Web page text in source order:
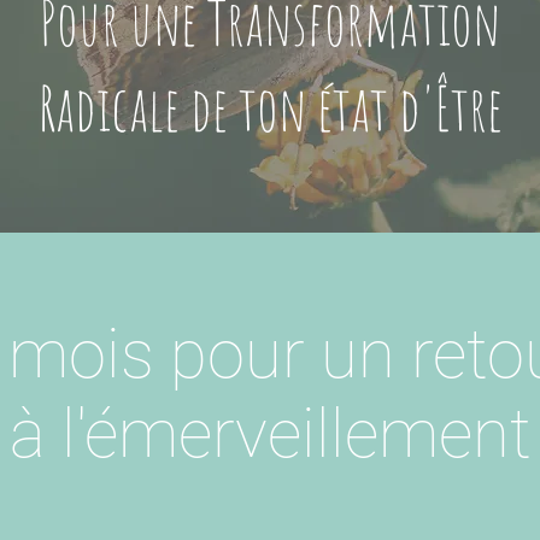
Pour une Transformation
Radicale de ton état d'Être
pour un
à l'émerveillement